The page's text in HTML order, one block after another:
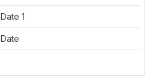
Date 1
Date